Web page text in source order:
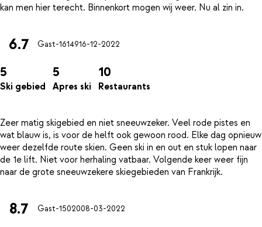
6.7 Gast-1614916-12-2022
5
Ski gebied
5
Apres ski
10
Restaurants
Zeer matig skigebied en niet sneeuwzeker. Veel rode pistes en
wat blauw is, is voor de helft ook gewoon rood. Elke dag opnieuw
weer dezelfde route skien. Geen ski in en out en stuk lopen naar
de 1e lift. Niet voor herhaling vatbaar. Volgende keer weer fijn
8.7 Gast-1502008-03-2022